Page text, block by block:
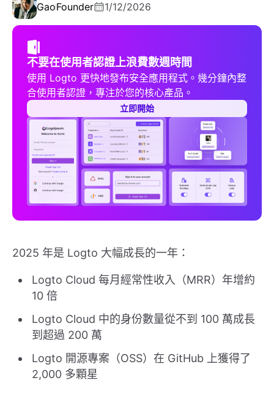
GaoFounder 1/12/2026
不要在使用者認證上浪費數週時間
使用 Logto 更快地發布安全應用程式。幾分鐘內整
合使用者認證，專注於您的核心產品。
立即開始
2025 年是 Logto 大幅成長的一年：
Logto Cloud 每月經常性收入（MRR）年增約
10 倍
Logto Cloud 中的身份數量從不到 100 萬成長
到超過 200 萬
Logto 開源專案（OSS）在 GitHub 上獲得了
2,000 多顆星